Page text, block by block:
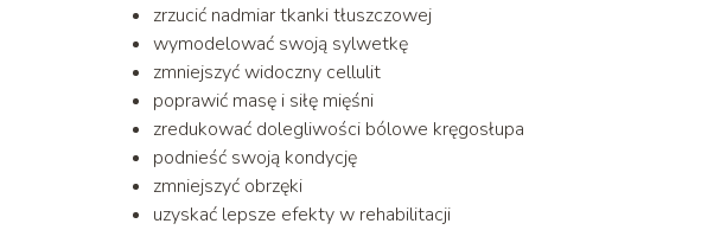
zrzucić nadmiar tkanki tłuszczowej
wymodelować swoją sylwetkę
zmniejszyć widoczny cellulit
poprawić masę i siłę mięśni
zredukować dolegliwości bólowe kręgosłupa
podnieść swoją kondycję
zmniejszyć obrzęki
uzyskać lepsze efekty w rehabilitacji